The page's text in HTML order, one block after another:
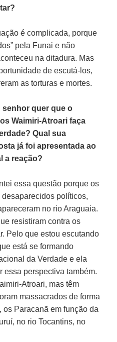
é complicada, porque
pela Funai e não
na ditadura. Mas
de escutá-los,
as torturas e mortes.
senhor quer que o
Waimiri-Atroari faça
Qual sua
já foi apresentada ao
a reação?
essa questão porque os
políticos,
no rio Araguaia.
resistiram contra os
Pelo que estou escutando
está se formando
da Verdade e ela
essa perspectiva também.
Atroari, mas têm
massacrados de forma
Paracanã em função da
no rio Tocantins, no